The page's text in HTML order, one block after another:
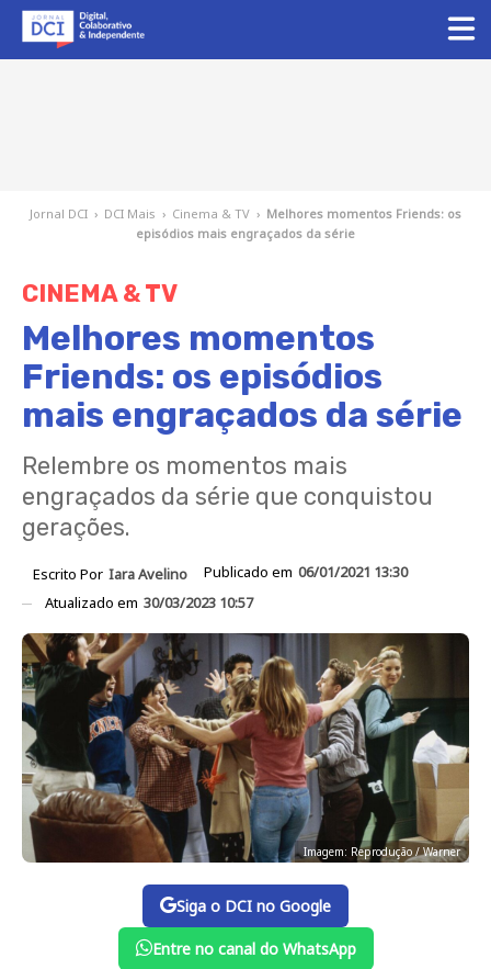
Jornal DCI › DCI Mais › Cinema & TV › Melhores momentos Friends: os
episódios mais engraçados da série
CINEMA & TV
Melhores momentos
Friends: os episódios
mais engraçados da série
Relembre os momentos mais
engraçados da série que conquistou
gerações.
Escrito Por Iara Avelino Publicado em 06/01/2021 13:30
Atualizado em 30/03/2023 10:57
Imagem: Reprodução / Warner
Siga o DCI no Google
Entre no canal do WhatsApp